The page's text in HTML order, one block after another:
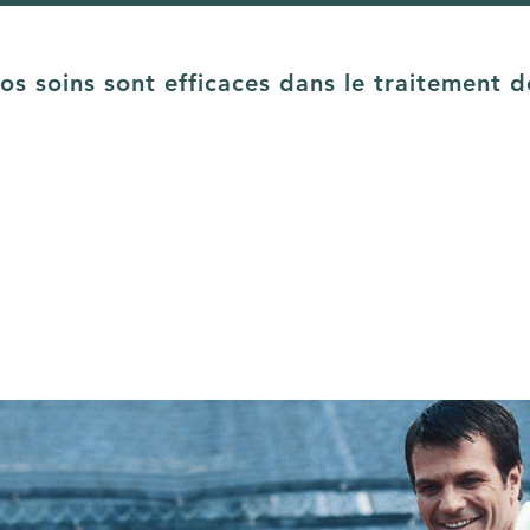
soins sont efficaces dans le traitement